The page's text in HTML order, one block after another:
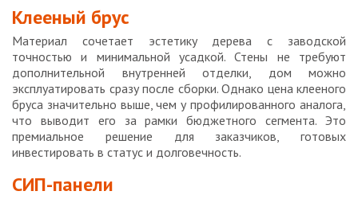
Клееный брус
Материал сочетает эстетику дерева с заводской
точностью и минимальной усадкой. Стены не требуют
дополнительной внутренней отделки, дом можно
эксплуатировать сразу после сборки. Однако цена клееного
бруса значительно выше, чем у профилированного аналога,
что выводит его за рамки бюджетного сегмента. Это
премиальное решение для заказчиков, готовых
инвестировать в статус и долговечность.
СИП-панели